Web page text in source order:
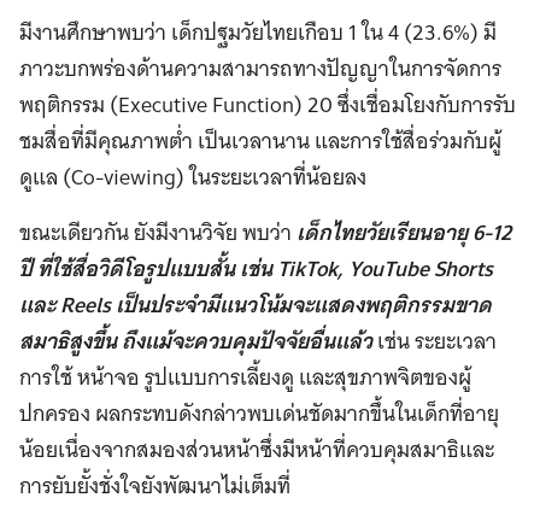
มีงานศึกษาพบว่า เด็กปฐมวัยไทยเกือบ 1 ใน 4 (23.6%) มี
ภาวะบกพร่องด้านความสามารถทางปัญญาในการจัดการ
พฤติกรรม (Executive Function) 20 ซึ่งเชื่อมโยงกับการรับ
ชมสื่อที่มีคุณภาพต่ำ เป็นเวลานาน และการใช้สื่อร่วมกับผู้
ดูแล (Co-viewing) ในระยะเวลาที่น้อยลง
ขณะเดียวกัน ยังมีงานวิจัย พบว่าเด็กไทยวัยเรียนอายุ 6-12
ปี ที่ใช้สื่อวิดีโอรูปแบบสั้น เช่น TikTok, YouTube Shorts
และ Reels เป็นประจำมีแนวโน้มจะแสดงพฤติกรรมขาด
สมาธิสูงขึ้น ถึงแม้จะควบคุมปัจจัยอื่นแล้วเช่น ระยะเวลา
การใช้ หน้าจอ รูปแบบการเลี้ยงดู และสุขภาพจิตของผู้
ปกครอง ผลกระทบดังกล่าวพบเด่นชัดมากขึ้นในเด็กที่อายุ
น้อยเนื่องจากสมองส่วนหน้าซึ่งมีหน้าที่ควบคุมสมาธิและ
การยับยั้งชั่งใจยังพัฒนาไม่เต็มที่